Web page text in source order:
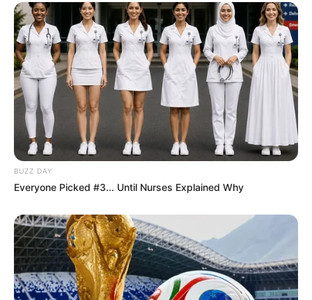
BUZZ DAY
Everyone Picked #3... Until Nurses Explained Why